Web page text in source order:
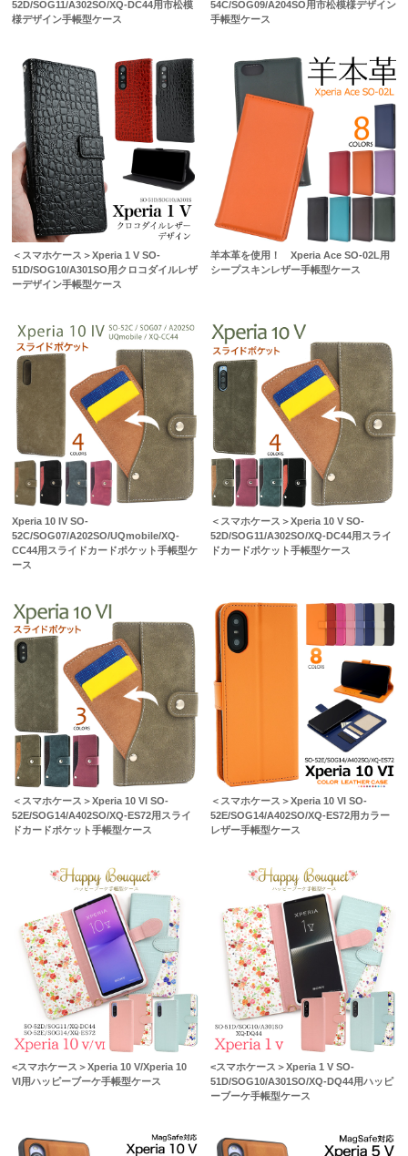
52D/SOG11/A302SO/XQ-DC44用市松模
様デザイン手帳型ケース
54C/SOG09/A204SO用市松模様デザイン
手帳型ケース
＜スマホケース＞Xperia 1 V SO-
51D/SOG10/A301SO用クロコダイルレザ
ーデザイン手帳型ケース
羊本革を使用！ Xperia Ace SO-02L用
シープスキンレザー手帳型ケース
Xperia 10 IV SO-
52C/SOG07/A202SO/UQmobile/XQ-
CC44用スライドカードポケット手帳型ケ
ース
＜スマホケース＞Xperia 10 V SO-
52D/SOG11/A302SO/XQ-DC44用スライ
ドカードポケット手帳型ケース
＜スマホケース＞Xperia 10 VI SO-
52E/SOG14/A402SO/XQ-ES72用スライ
ドカードポケット手帳型ケース
＜スマホケース＞Xperia 10 VI SO-
52E/SOG14/A402SO/XQ-ES72用カラー
レザー手帳型ケース
<スマホケース＞Xperia 10 V/Xperia 10
VI用ハッピーブーケ手帳型ケース
<スマホケース＞Xperia 1 V SO-
51D/SOG10/A301SO/XQ-DQ44用ハッピ
ーブーケ手帳型ケース